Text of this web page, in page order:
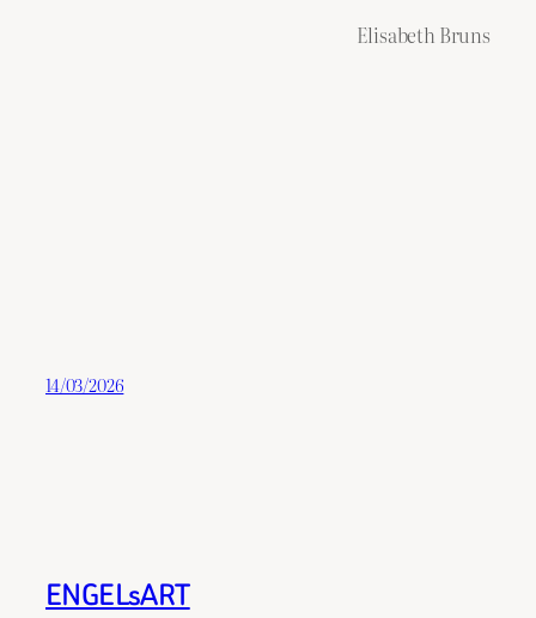
Elisabeth Bruns
14/03/2026
ENGELsART